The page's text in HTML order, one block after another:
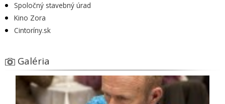
Spoločný stavebný úrad
Kino Zora
Cintoríny.sk
Galéria